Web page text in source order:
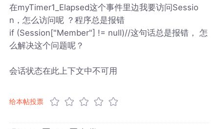
在myTimer1_Elapsed这个事件里边我要访问Sessio
n，怎么访问呢 ？程序总是报错
if (Session["Member"] != null)//这句话总是报错， 怎
么解决这个问题呢？
会话状态在此上下文中不可用
给本帖投票